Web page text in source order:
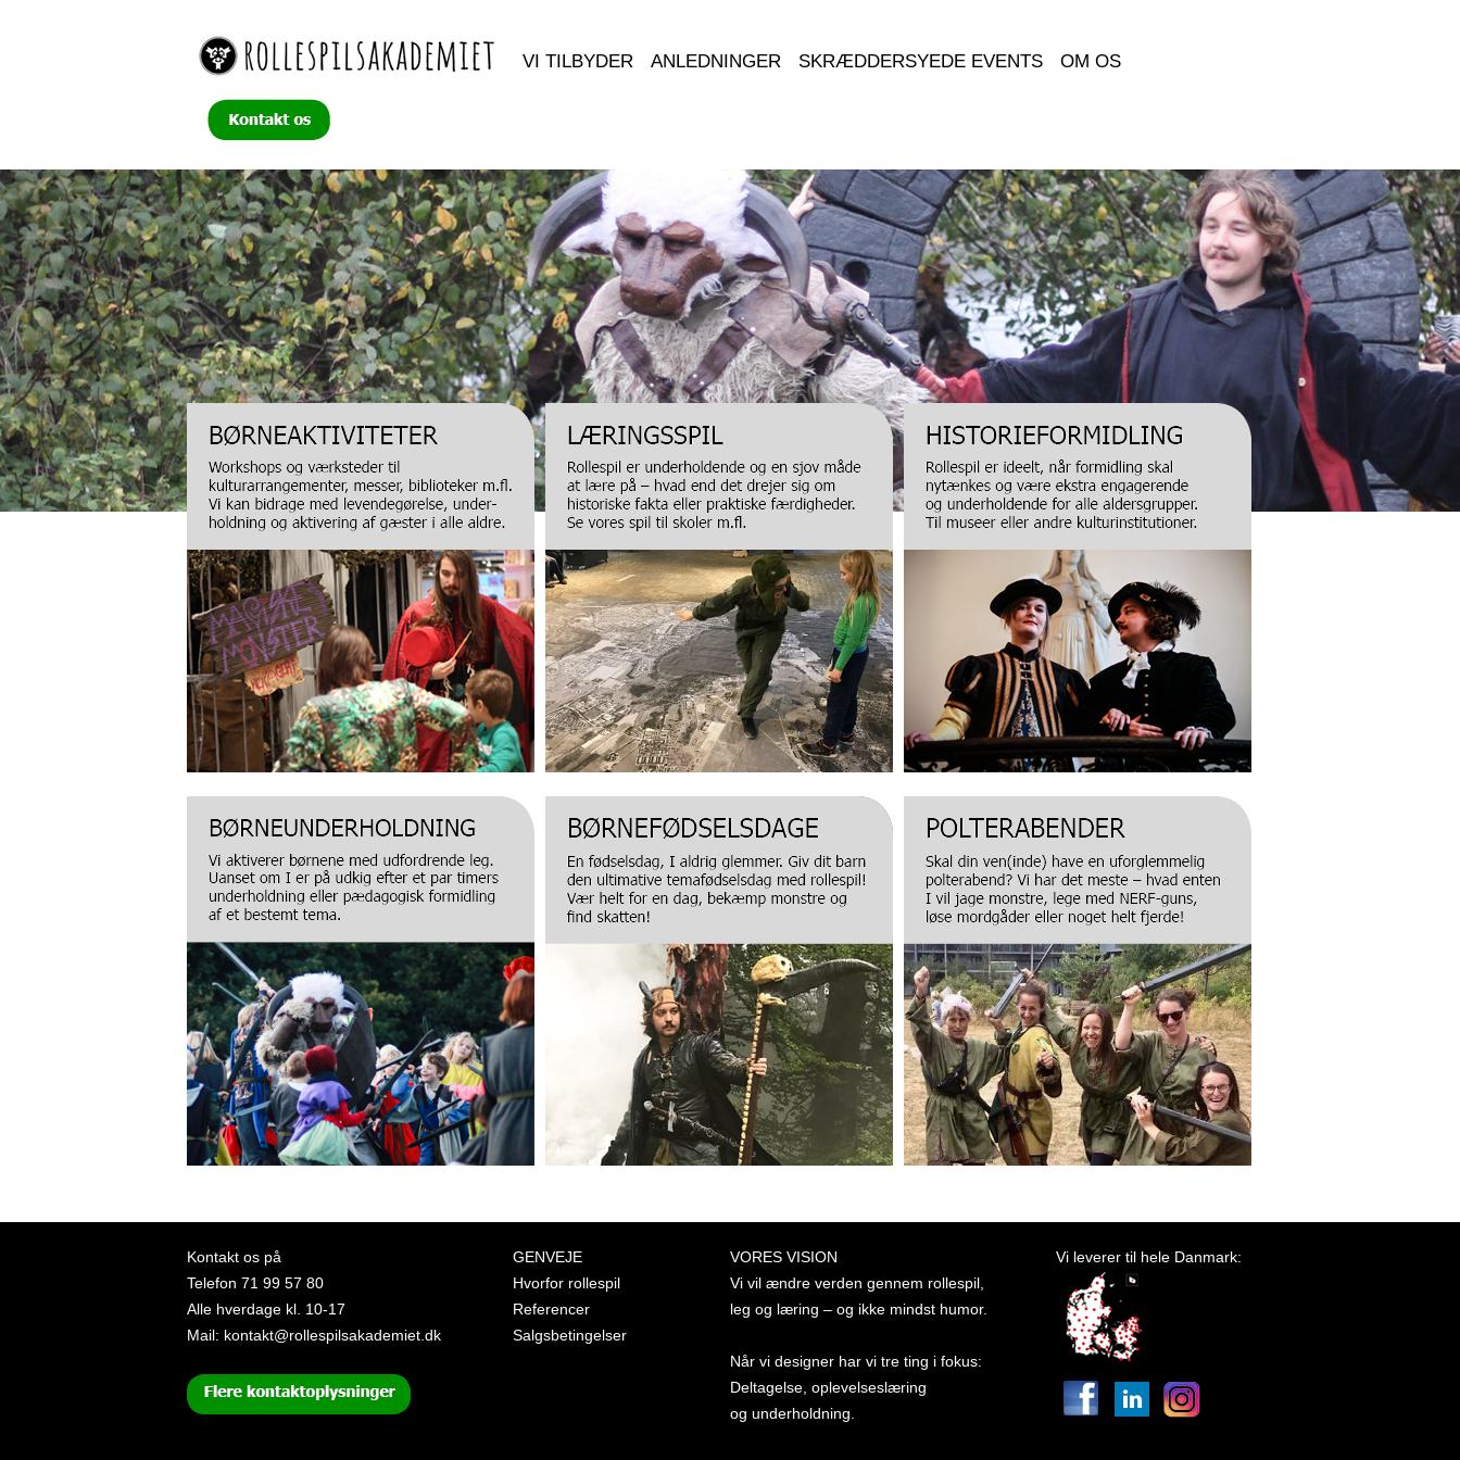
VI TILBYDER ANLEDNINGER SKRÆDDERSYEDE EVENTS OM OS
Kontakt os på
Telefon 71 99 57 80
Alle hverdage kl. 10-17
Mail: kontakt@rollespilsakademiet.dk
GENVEJE
Hvorfor rollespil
Referencer
Salgsbetingelser
VORES VISION
Vi vil ændre verden gennem rollespil,
leg og læring – og ikke mindst humor.
Når vi designer har vi tre ting i fokus:
Deltagelse, oplevelseslæring
og underholdning.
Vi leverer til hele Danmark: